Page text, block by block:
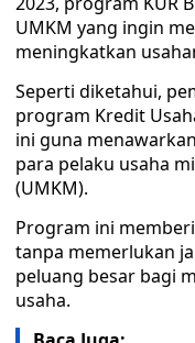
UMKM yang ingin
meningkatkan
Seperti diketahui,
program Kredit
ini guna
para pelaku usaha
(UMKM).
Program ini
tanpa memerlukan
peluang besar bagi
usaha.